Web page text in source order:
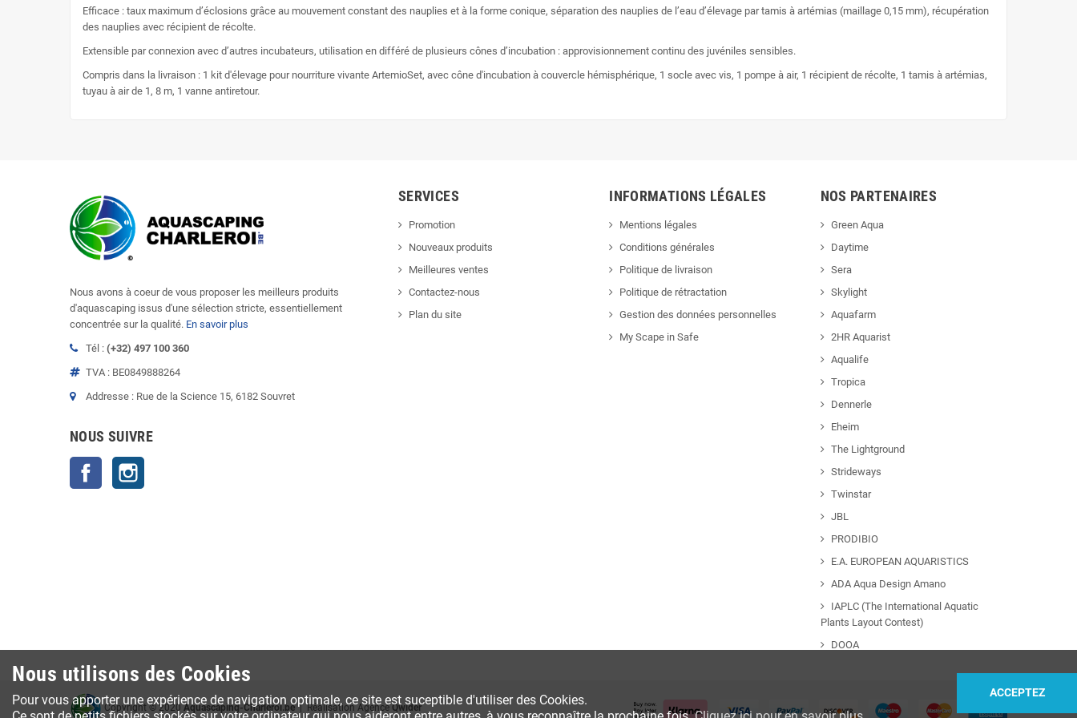
Efficace : taux maximum d’éclosions grâce au mouvement constant des nauplies et à la forme conique, séparation des nauplies de l’eau d’élevage par tamis à artémias (maillage 0,15 mm), récupération
des nauplies avec récipient de récolte.
Extensible par connexion avec d’autres incubateurs, utilisation en différé de plusieurs cônes d’incubation : approvisionnement continu des juvéniles sensibles.
Compris dans la livraison : 1 kit d'élevage pour nourriture vivante ArtemioSet, avec cône d'incubation à couvercle hémisphérique, 1 socle avec vis, 1 pompe à air, 1 récipient de récolte, 1 tamis à artémias,
tuyau à air de 1, 8 m, 1 vanne antiretour.
Nous avons à coeur de vous proposer les meilleurs produits
d'aquascaping issus d'une sélection stricte, essentiellement
concentrée sur la qualité. En savoir plus
Tél : (+32) 497 100 360
TVA : BE0849888264
Addresse : Rue de la Science 15, 6182 Souvret
NOUS SUIVRE
Facebook
SERVICES
Promotion
Nouveaux produits
Meilleures ventes
Contactez-nous
Plan du site
INFORMATIONS LÉGALES
Mentions légales
Conditions générales
Politique de livraison
Politique de rétractation
Gestion des données personnelles
My Scape in Safe
NOS PARTENAIRES
Green Aqua
Daytime
Sera
Skylight
Aquafarm
2HR Aquarist
Aqualife
Tropica
Dennerle
Eheim
The Lightground
Strideways
Twinstar
JBL
PRODIBIO
E.A. EUROPEAN AQUARISTICS
ADA Aqua Design Amano
IAPLC (The International Aquatic
Plants Layout Contest)
DOOA
Copyright © 2020Aquascaping-Charleroi.be| Réalisation AgenceQwider
Nous utilisons des Cookies
Pour vous apporter une expérience de navigation optimale, ce site est suceptible d'utiliser des Cookies.
ACCEPTEZ